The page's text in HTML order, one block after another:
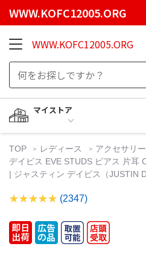
WWW.KOFC12005.ORG
WWW.KOFC12005.ORG
マイストア
TOP レディース アクセサリー
デイビス EVE STUDS ピアス 片耳
| ジャスティン デイビス（JUSTIN
(2347)